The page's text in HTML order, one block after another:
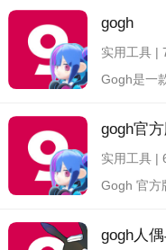
gogh
实用工具 |
gogh官
实用工具 |
Gogh 官方
gogh人